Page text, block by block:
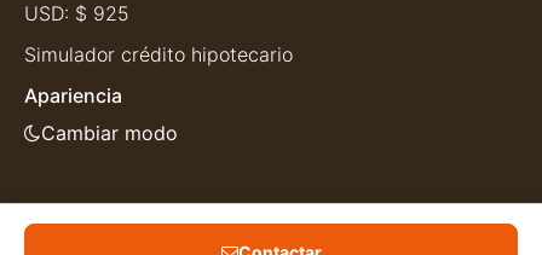
USD: $ 925
Simulador crédito hipotecario
Apariencia
Cambiar modo